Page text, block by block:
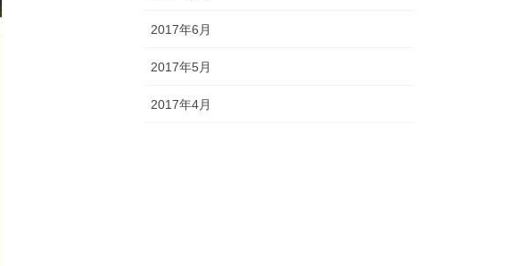
2017年6月
2017年5月
2017年4月